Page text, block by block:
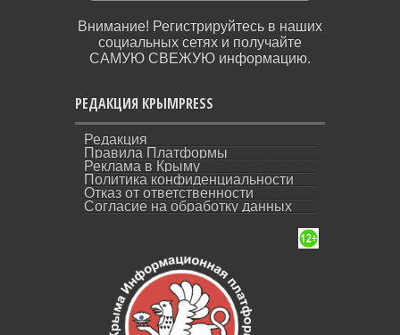
Внимание! Регистрируйтесь в наших
социальных сетях и получайте
САМУЮ СВЕЖУЮ информацию.
РЕДАКЦИЯ КРЫМPRESS
Редакция
Правила Платформы
Реклама в Крыму
Политика конфиденциальности
Отказ от ответственности
Согласие на обработку данных